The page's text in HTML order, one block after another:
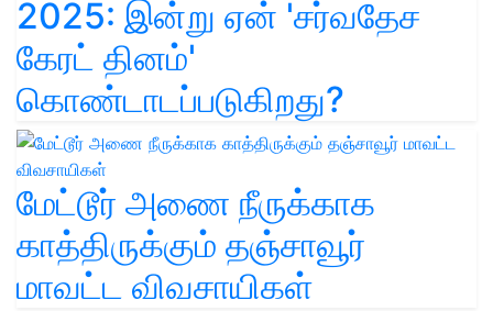
2025: இன்று ஏன் 'சர்வதேச
கேரட் தினம்'
கொண்டாடப்படுகிறது?
மேட்டூர் அணை நீருக்காக
காத்திருக்கும் தஞ்சாவூர்
மாவட்ட விவசாயிகள்